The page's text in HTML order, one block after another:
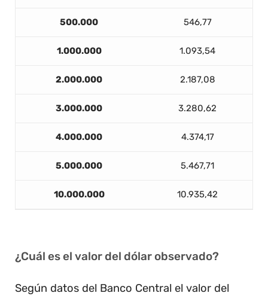
500.000 546,77
1.000.000 1.093,54
2.000.000 2.187,08
3.000.000 3.280,62
4.000.000 4.374,17
5.000.000 5.467,71
10.000.000 10.935,42
¿Cuál es el valor del dólar observado?
Según datos del Banco Central el valor del